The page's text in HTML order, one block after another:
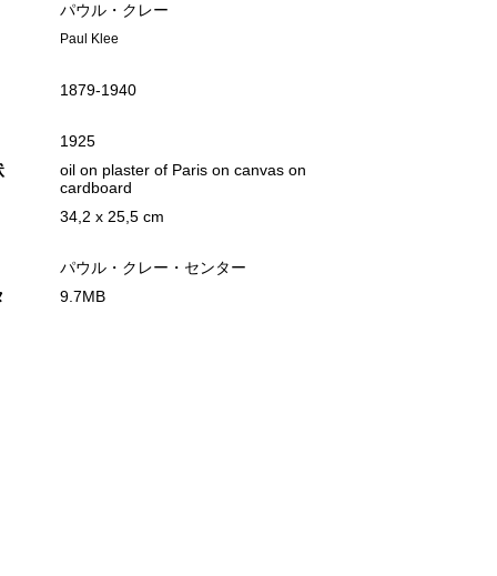
パウル・クレー
Paul Klee
1879‐1940
1925
oil on plaster of Paris on canvas on
cardboard
34,2 x 25,5 cm
パウル・クレー・センター
9.7MB